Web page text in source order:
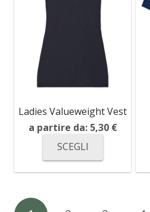
Ladies Valueweight Vest
a partire da: 5,30 €
SCEGLI
Navigazione